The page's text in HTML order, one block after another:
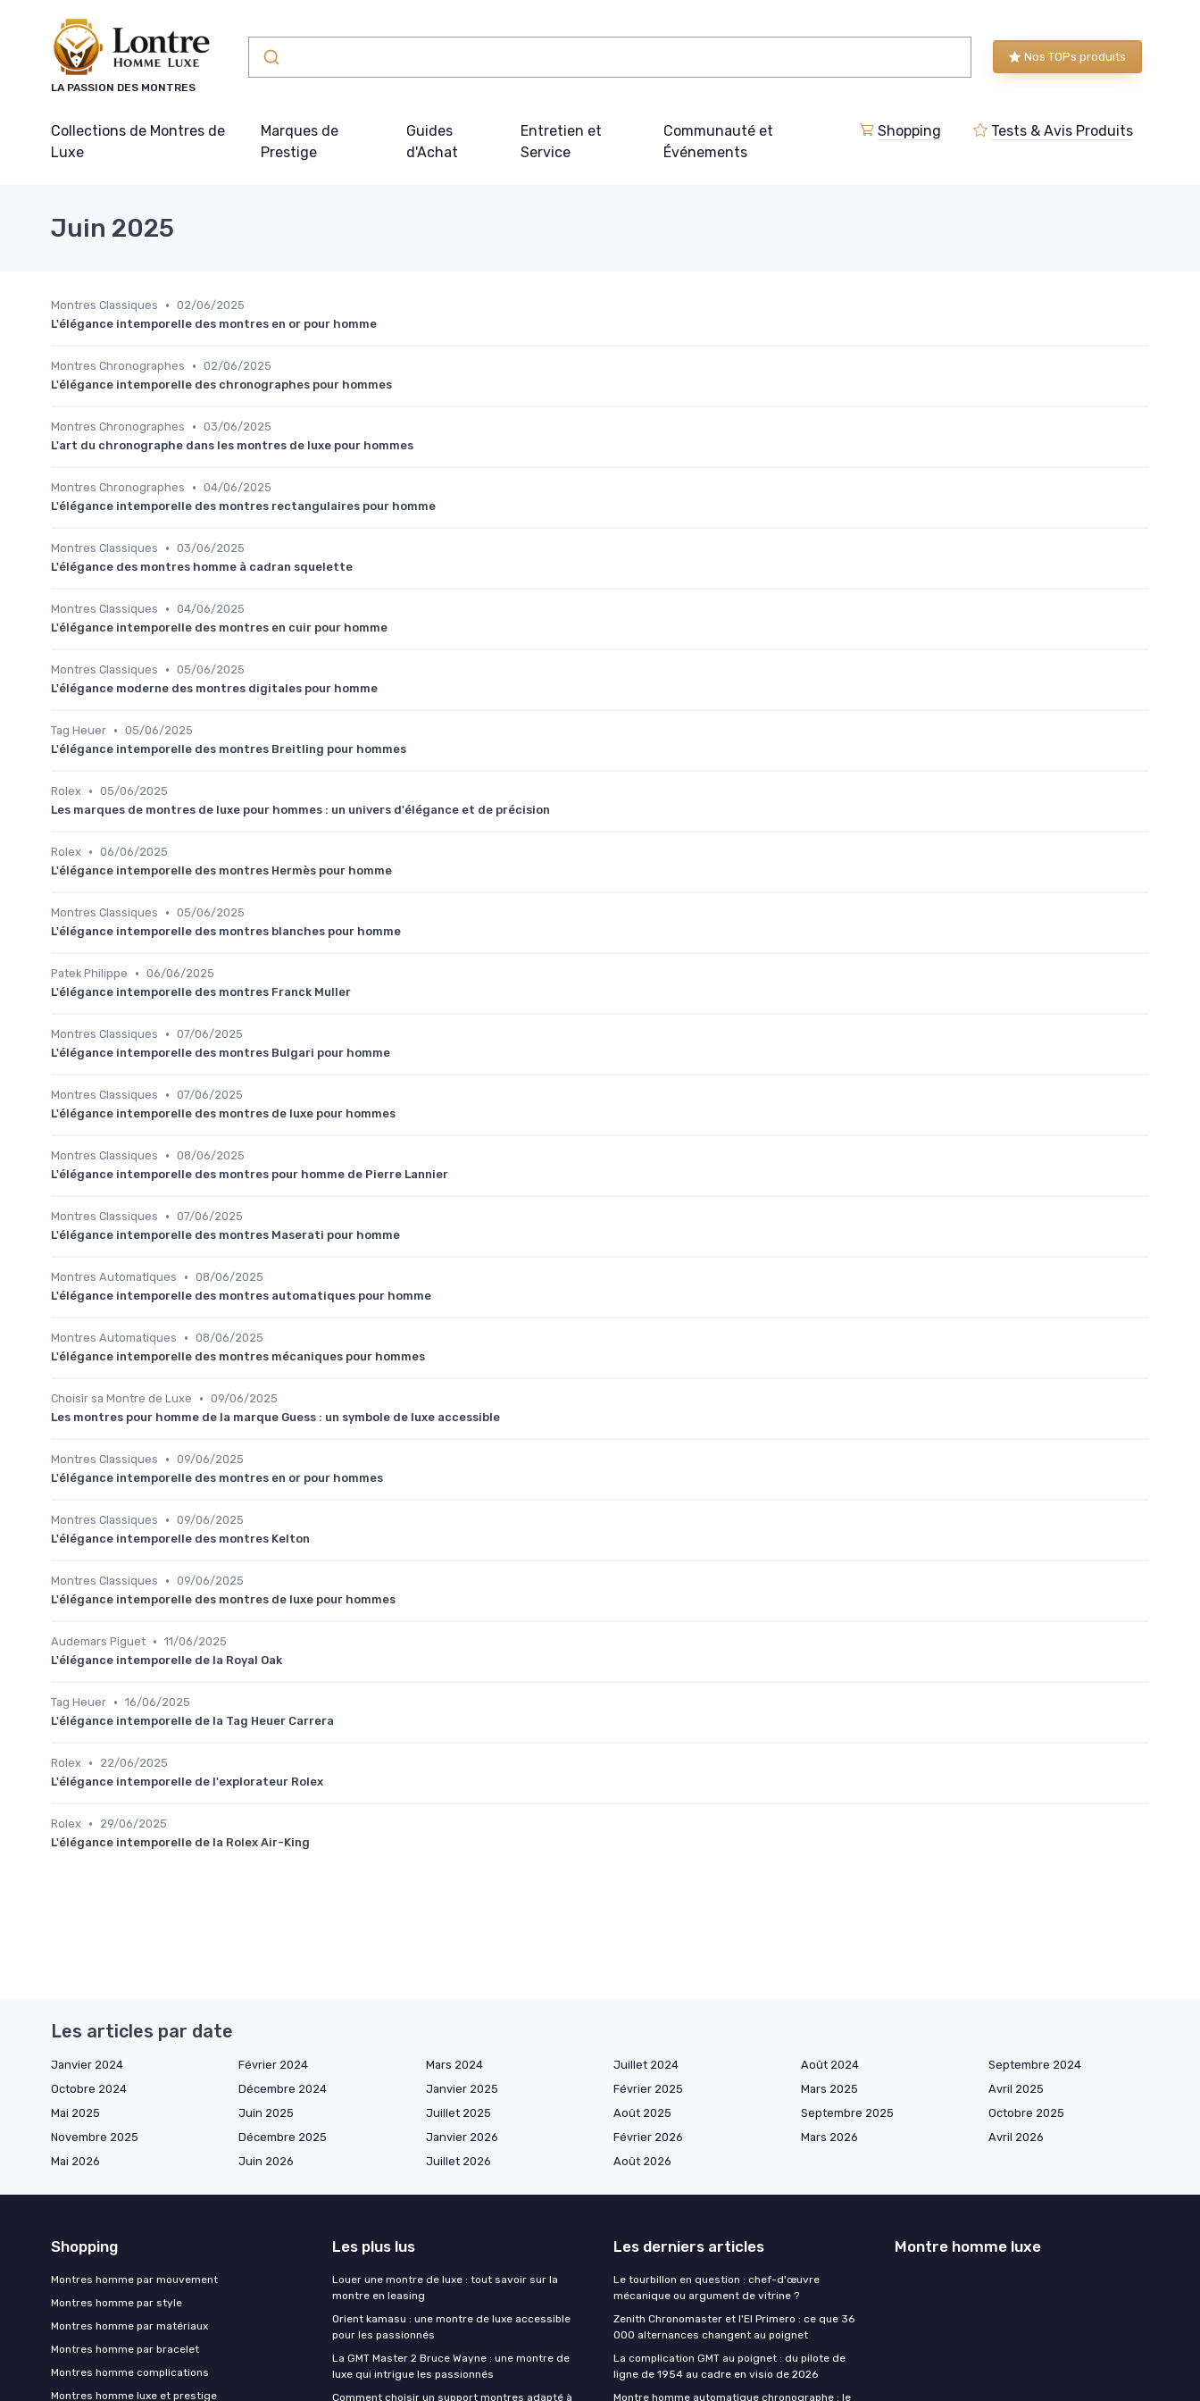
LA PASSION DES MONTRES
Nos TOPs produits
Collections de Montres de
Luxe
Marques de
Prestige
Guides
d'Achat
Entretien et
Service
Communauté et
Événements
Shopping Tests & Avis Produits
Juin 2025
Montres Classiques • 02/06/2025
L'élégance intemporelle des montres en or pour homme
Montres Chronographes • 02/06/2025
L'élégance intemporelle des chronographes pour hommes
Montres Chronographes • 03/06/2025
L'art du chronographe dans les montres de luxe pour hommes
Montres Chronographes • 04/06/2025
L'élégance intemporelle des montres rectangulaires pour homme
Montres Classiques • 03/06/2025
L'élégance des montres homme à cadran squelette
Montres Classiques • 04/06/2025
L'élégance intemporelle des montres en cuir pour homme
Montres Classiques • 05/06/2025
L'élégance moderne des montres digitales pour homme
Tag Heuer • 05/06/2025
L'élégance intemporelle des montres Breitling pour hommes
Rolex • 05/06/2025
Les marques de montres de luxe pour hommes : un univers d'élégance et de précision
Rolex • 06/06/2025
L'élégance intemporelle des montres Hermès pour homme
Montres Classiques • 05/06/2025
L'élégance intemporelle des montres blanches pour homme
Patek Philippe • 06/06/2025
L'élégance intemporelle des montres Franck Muller
Montres Classiques • 07/06/2025
L'élégance intemporelle des montres Bulgari pour homme
Montres Classiques • 07/06/2025
L'élégance intemporelle des montres de luxe pour hommes
Montres Classiques • 08/06/2025
L'élégance intemporelle des montres pour homme de Pierre Lannier
Montres Classiques • 07/06/2025
L'élégance intemporelle des montres Maserati pour homme
Montres Automatiques • 08/06/2025
L'élégance intemporelle des montres automatiques pour homme
Montres Automatiques • 08/06/2025
L'élégance intemporelle des montres mécaniques pour hommes
Choisir sa Montre de Luxe • 09/06/2025
Les montres pour homme de la marque Guess : un symbole de luxe accessible
Montres Classiques • 09/06/2025
L'élégance intemporelle des montres en or pour hommes
Montres Classiques • 09/06/2025
L'élégance intemporelle des montres Kelton
Montres Classiques • 09/06/2025
L'élégance intemporelle des montres de luxe pour hommes
Audemars Piguet • 11/06/2025
L'élégance intemporelle de la Royal Oak
Tag Heuer • 16/06/2025
L'élégance intemporelle de la Tag Heuer Carrera
Rolex •
22/06/2025
L'élégance intemporelle de l'explorateur Rolex
Rolex •
29/06/2025
L'élégance intemporelle de la Rolex Air-King
Les articles par date
Janvier 2024 Février 2024 Mars 2024 Juillet 2024 Août 2024
Septembre 2024
Octobre 2024
Décembre 2024 Janvier 2025 Février 2025 Mars 2025
Avril 2025
Mai 2025
Juin 2025 Juillet 2025 Août 2025 Septembre 2025
Octobre 2025
Novembre 2025
Décembre 2025 Janvier 2026 Février 2026 Mars 2026
Avril 2026
Mai 2026
Juin 2026 Juillet 2026 Août 2026
Shopping
Montres homme par mouvement
Montres homme par style
Montres homme par matériaux
Montres homme par bracelet
Montres homme complications
Montres homme luxe et prestige
Les plus lus
Louer une montre de luxe : tout savoir sur la
montre en leasing
Orient kamasu : une montre de luxe accessible
pour les passionnés
La GMT Master 2 Bruce Wayne : une montre de
luxe qui intrigue les passionnés
Comment choisir un support montres adapté à
Les derniers articles
Le tourbillon en question : chef-d'œuvre
mécanique ou argument de vitrine ?
Zenith Chronomaster et l'El Primero : ce que 36
000 alternances changent au poignet
La complication GMT au poignet : du pilote de
ligne de 1954 au cadre en visio de 2026
Montre homme automatique chronographe : le
Montre homme luxe